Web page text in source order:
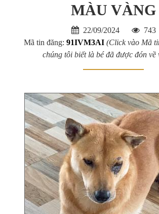
MÀU VÀNG
22/09/2024
743
Mã tin đăng: 91IVM3AI (Click vào Mã
chúng tôi biết là bé đã được đón về